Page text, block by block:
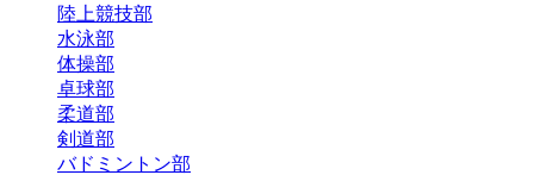
陸上競技部
水泳部
体操部
卓球部
柔道部
剣道部
バドミントン部